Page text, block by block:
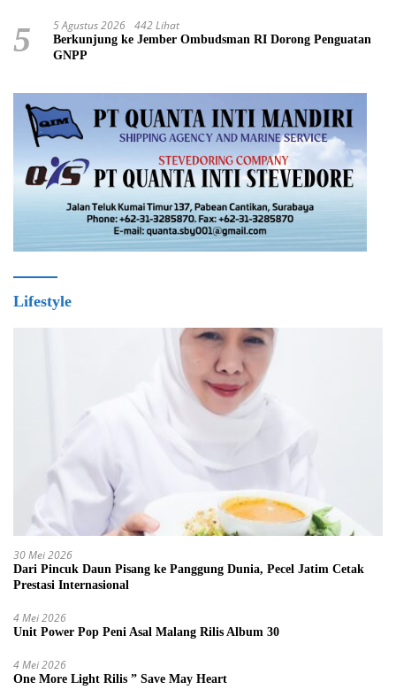
5 5 Agustus 2026 442 Lihat
Berkunjung ke Jember Ombudsman RI Dorong Penguatan
GNPP
Lifestyle
30 Mei 2026
Dari Pincuk Daun Pisang ke Panggung Dunia, Pecel Jatim Cetak
Prestasi Internasional
4 Mei 2026
Unit Power Pop Peni Asal Malang Rilis Album 30
4 Mei 2026
One More Light Rilis ” Save May Heart